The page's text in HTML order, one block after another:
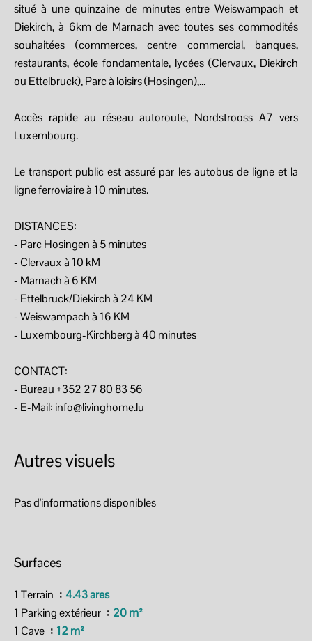
situé à une quinzaine de minutes entre Weiswampach et
Diekirch, à 6km de Marnach avec toutes ses commodités
souhaitées (commerces, centre commercial, banques,
restaurants, école fondamentale, lycées (Clervaux, Diekirch
ou Ettelbruck), Parc à loisirs (Hosingen),...
Accès rapide au réseau autoroute, Nordstrooss A7 vers
Luxembourg.
Le transport public est assuré par les autobus de ligne et la
ligne ferroviaire à 10 minutes.
DISTANCES:
- Parc Hosingen à 5 minutes
- Clervaux à 10 kM
- Marnach à 6 KM
- Ettelbruck/Diekirch à 24 KM
- Weiswampach à 16 KM
- Luxembourg-Kirchberg à 40 minutes
CONTACT:
- Bureau +352 27 80 83 56
- E-Mail: info@livinghome.lu
Autres visuels
Pas d'informations disponibles
Surfaces
1 Terrain
4.43 ares
1 Parking extérieur
20 m²
1 Cave
12 m²